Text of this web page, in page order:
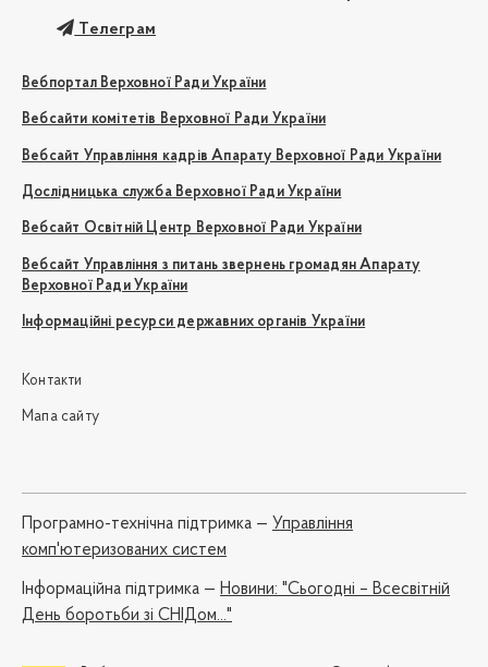
Телеграм
Вебпортал Верховної Ради України
Вебсайти комітетів Верховної Ради України
Вебсайт Управління кадрів Апарату Верховної Ради України
Дослідницька служба Верховної Ради України
Вебсайт Освітній Центр Верховної Ради України
Вебсайт Управління з питань звернень громадян Апарату
Верховної Ради України
Інформаційні ресурси державних органів України
Контакти
Мапа сайту
Програмно-технічна підтримка — Управління
комп'ютеризованих систем
Iнформаційна підтримка — Новини: "Сьогодні – Всесвітній
День боротьби зі СНІДом..."